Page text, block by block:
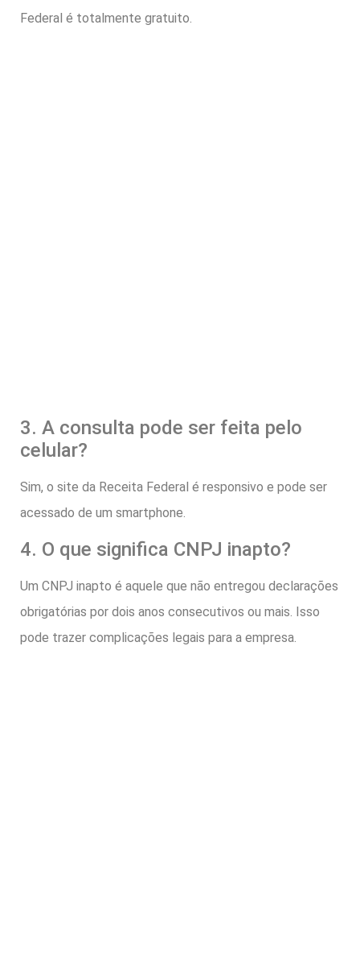
Federal é totalmente gratuito.
3. A consulta pode ser feita pelo
celular?
Sim, o site da Receita Federal é responsivo e pode ser
acessado de um smartphone.
4. O que significa CNPJ inapto?
Um CNPJ inapto é aquele que não entregou declarações
obrigatórias por dois anos consecutivos ou mais. Isso
pode trazer complicações legais para a empresa.